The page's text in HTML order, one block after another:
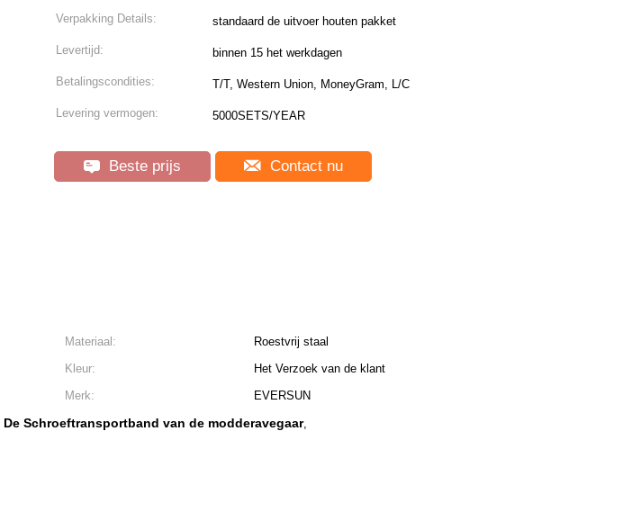
Verpakking Details: standaard de uitvoer houten pakket
Levertijd: binnen 15 het werkdagen
Betalingscondities: T/T, Western Union, MoneyGram, L/C
Levering vermogen: 5000SETS/YEAR
Beste prijs Contact nu
Materiaal:
Roestvrij staal
Kleur:
Het Verzoek van de klant
Merk:
EVERSUN
De Schroeftransportband van de modderavegaar,